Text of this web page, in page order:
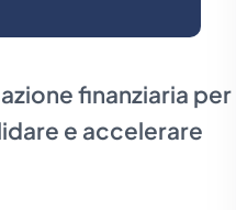
finanziaria per
e accelerare